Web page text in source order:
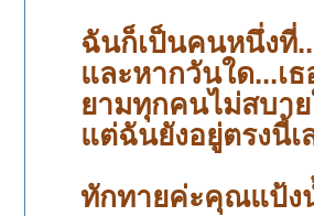
ฉันก็เป็นคนหนึ่งที่
และหากวันใด...เ
ยามทุกคนไม่สบาย
แต่ฉันยังอยู่ตรงนี้เ
ทักทายค่ะคุณแป้ง